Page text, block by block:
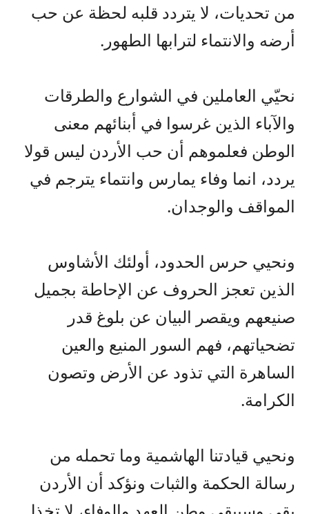
من تحديات، لا يتردد قلبه لحظة عن حب
أرضه والانتماء لترابها الطهور.
نحيّي العاملين في الشوارع والطرقات
والآباء الذين غرسوا في أبنائهم معنى
الوطن فعلموهم أن حب الأردن ليس قولا
يردد، انما وفاء يمارس وانتماء يترجم في
المواقف والوجدان.
ونحيي حرس الحدود، أولئك الأشاوس
الذين تعجز الحروف عن الإحاطة بجميل
صنيعهم ويقصر البيان عن بلوغ قدر
تضحياتهم، فهم السور المنيع والعين
الساهرة التي تذود عن الأرض وتصون
الكرامة.
ونحيي قيادتنا الهاشمية وما تحمله من
رسالة الحكمة والثبات ونؤكد أن الأردن